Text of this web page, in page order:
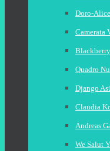
Doro-
Camerata
Quadro
Django
Claudia
Andreas
We Salut